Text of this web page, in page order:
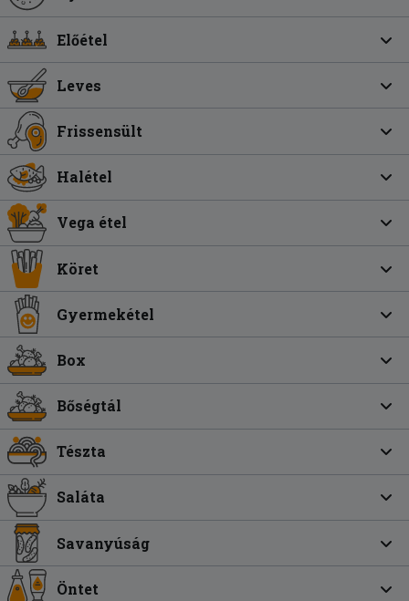
Előétel
Leves
Frissensült
Halétel
Vega étel
Köret
Gyermekétel
Box
Bőségtál
Tészta
Saláta
Savanyúság
Öntet